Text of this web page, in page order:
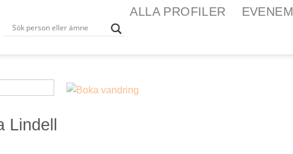
ALLA PROFILER
Lindell